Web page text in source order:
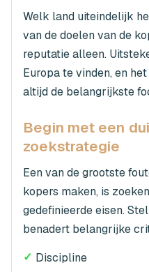
Welk land uiteindelijk
van de doelen van de
reputatie alleen.
Europa te vinden, en
altijd de belangrijkste
Begin met een
zoekstrategie
Een van de grootste
kopers maken, is
gedefinieerde eisen.
benadert belangrijke
✓ Discipline